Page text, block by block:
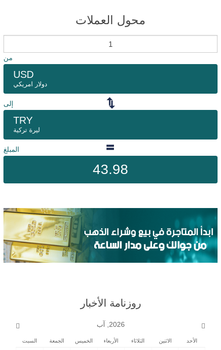
محول العملات
من
USD
دولار امريكي
إلى
TRY
ليرة تركية
المبلغ
43.98
روزنامة الأخبار
2026, آب
الأحد الاثنين الثلاثاء الأربعاء الخميس الجمعة السبت